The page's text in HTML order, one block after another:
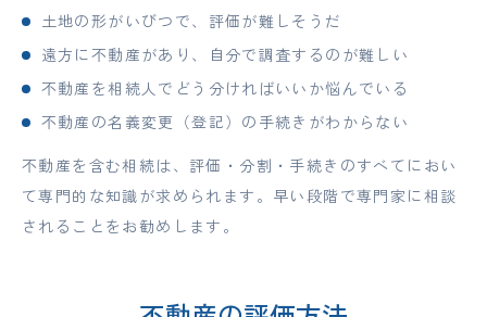
土地の形がいびつで、評価が難しそうだ
遠方に不動産があり、自分で調査するのが難しい
不動産を相続人でどう分ければいいか悩んでいる
不動産の名義変更（登記）の手続きがわからない
不動産を含む相続は、評価・分割・手続きのすべてにおい
て専門的な知識が求められます。早い段階で専門家に相談
されることをお勧めします。